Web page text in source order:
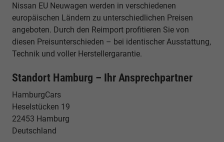
Nissan EU Neuwagen werden in verschiedenen
europäischen Ländern zu unterschiedlichen Preisen
angeboten. Durch den Reimport profitieren Sie von
diesen Preisunterschieden – bei identischer Ausstattung,
Technik und voller Herstellergarantie.
Standort Hamburg – Ihr Ansprechpartner
HamburgCars
Heselstücken 19
22453 Hamburg
Deutschland